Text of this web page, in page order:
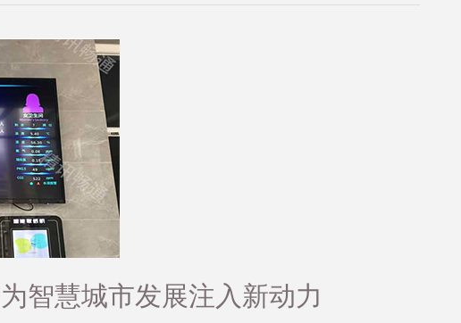
智慧城市发展注入新动力